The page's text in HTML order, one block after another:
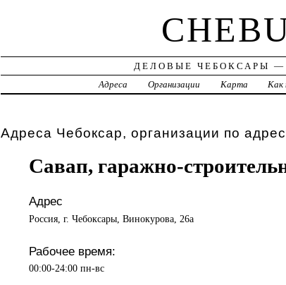
ДЕЛОВЫЕ ЧЕБОКСАРЫ
Адреса
Организации Карта Как
Адреса Чебоксар, организации по
Савап, гаражно-
Адрес
Россия, г. Чебоксары, Винокурова, 26а
Рабочее время:
00:00-24:00 пн-вс